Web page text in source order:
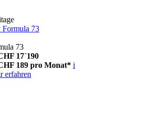
Formula 73
73
17´190
189 pro Monat* i
erfahren